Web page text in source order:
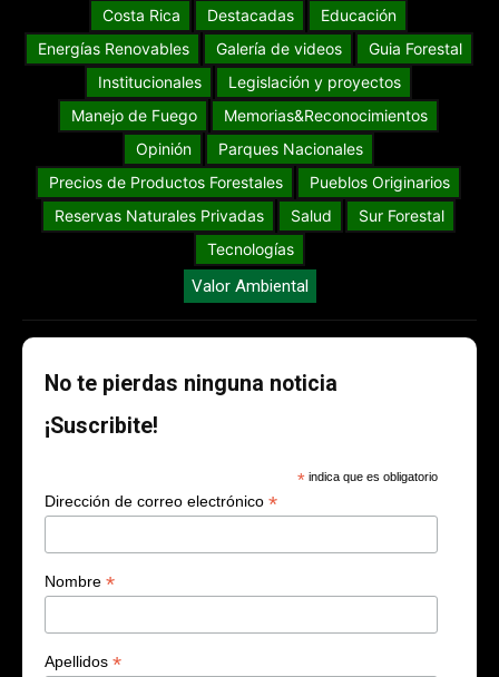
Costa Rica
Destacadas
Educación
Energías Renovables
Galería de videos
Guia Forestal
Institucionales
Legislación y proyectos
Manejo de Fuego
Memorias&Reconocimientos
Opinión
Parques Nacionales
Precios de Productos Forestales
Pueblos Originarios
Reservas Naturales Privadas
Salud
Sur Forestal
Tecnologías
Valor Ambiental
No te pierdas ninguna noticia
¡Suscribite!
* indica que es obligatorio
Dirección de correo electrónico *
Nombre *
Apellidos *